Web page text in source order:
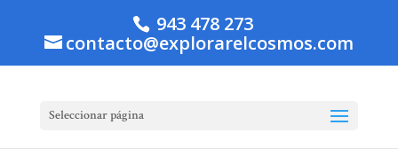
943 478 273
contacto@explorarelcosmos.com
Seleccionar página